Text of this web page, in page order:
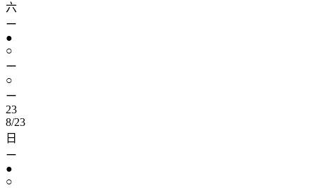
六
ー
●
○
ー
○
ー
23
8/23
日
ー
●
○